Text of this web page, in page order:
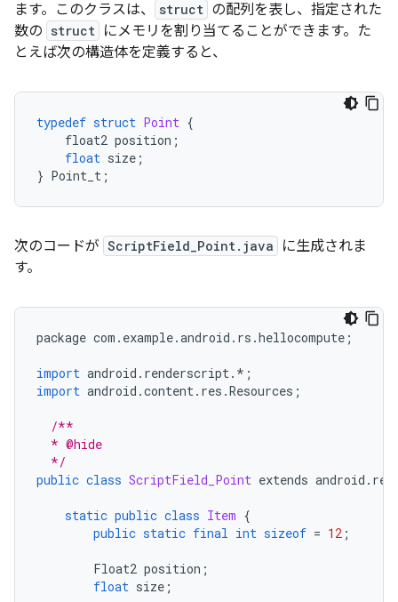
ます。このクラスは、
struct の配列を表し、指定された
数の struct にメモリを割り当てることができます。た
とえば次の構造体を定義すると、
typedef struct Point {
float2 position ;
float size ;
} Point_t ;
次のコードが ScriptField_Point.java
に生成されま
す。
package com . example.android . rs .hellocompute ;
import android . renderscript. * ;
import android .content. res .Resources ;
/**
  * @hide
  */
public class ScriptField_Point extends android .
static public class Item {
public static final int sizeof = 12 ;
Float2 position ;
float size ;